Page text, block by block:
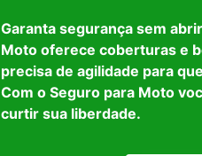
Garanta segurança sem
Moto oferece coberturas e
precisa de agilidade para
Com o Seguro para Moto
curtir sua liberdade.